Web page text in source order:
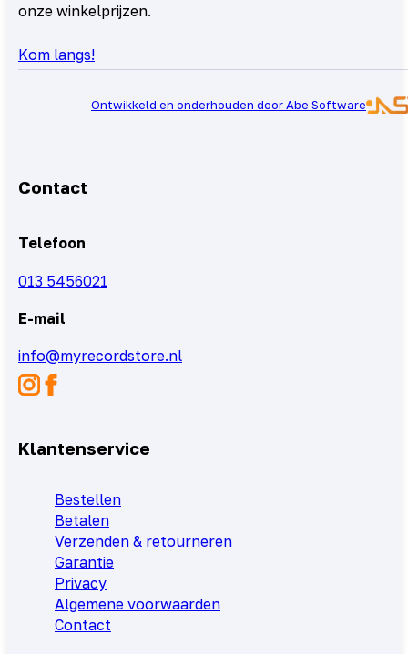
onze winkelprijzen.
Kom langs!
Ontwikkeld en onderhouden door Abe Software
Contact
Telefoon
013 5456021
E-mail
info@myrecordstore.nl
Klantenservice
Bestellen
Betalen
Verzenden & retourneren
Garantie
Privacy
Algemene voorwaarden
Contact